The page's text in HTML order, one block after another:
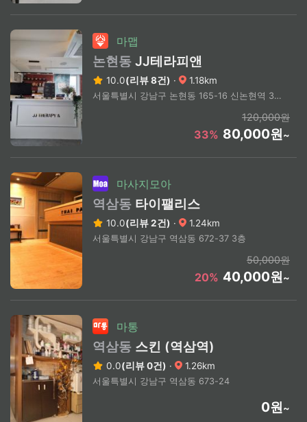
마맵
논현동 JJ테라피앤
10.0(리뷰 8건) · 1.18km
서울특별시 강남구 논현동 165-16 신논현역 3번 출구
120,000원
33% 80,000원~
마사지모아
역삼동 타이팰리스
10.0(리뷰 2건) · 1.24km
서울특별시 강남구 역삼동 672-37 3층
50,000원
20% 40,000원~
마통
역삼동 스킨 (역삼역)
0.0(리뷰 0건) · 1.26km
서울특별시 강남구 역삼동 673-24
0원~